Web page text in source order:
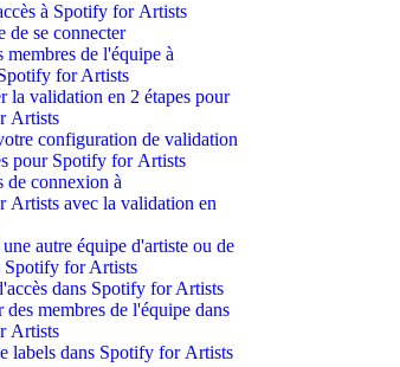
à Spotify for Artists
de se connecter
membres de l'équipe à
for Artists
la validation en 2 étapes pour
Artists
configuration de validation
pour Spotify for Artists
de connexion à
Artists avec la validation en
autre équipe d'artiste ou de
Spotify for Artists
dans Spotify for Artists
des membres de l'équipe dans
Artists
labels dans Spotify for Artists